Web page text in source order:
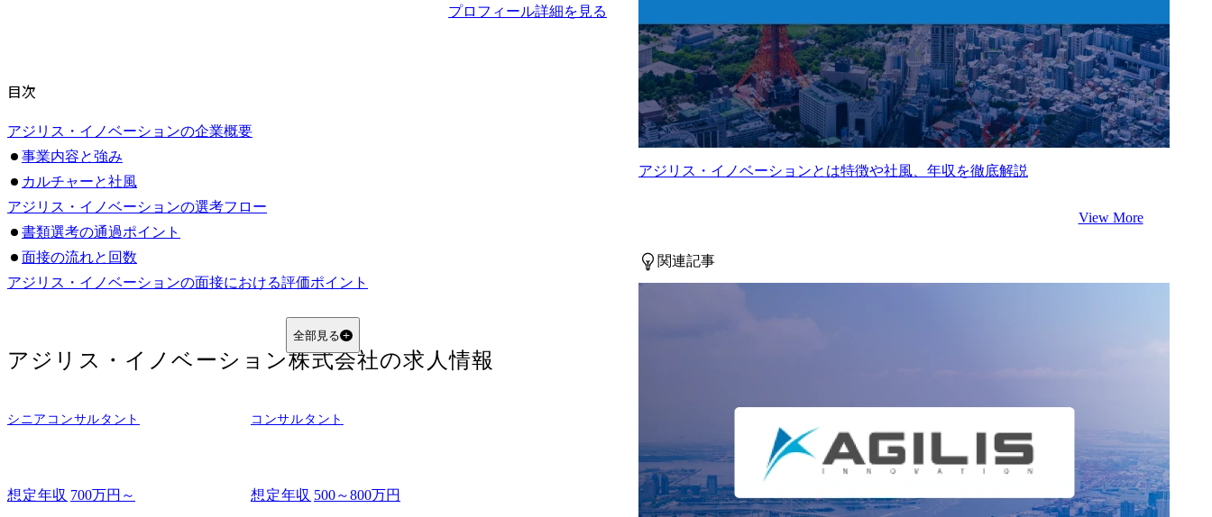
プロフィール詳細を見る
目次
アジリス・イノベーションの企業概要
事業内容と強み
カルチャーと社風
アジリス・イノベーションの選考フロー
書類選考の通過ポイント
面接の流れと回数
アジリス・イノベーションの面接における評価ポイント
アジリスの変革哲学への理解度
クライアントを動かす推進力
全部見る
アジリス・イノベーション株式会社の求人情報
シニアコンサルタント
想定年収 700万円～
コンサルタント
想定年収 500～800万円
アジリス・イノベーションとは特徴や社風、年収を徹底解説
View More
関連記事